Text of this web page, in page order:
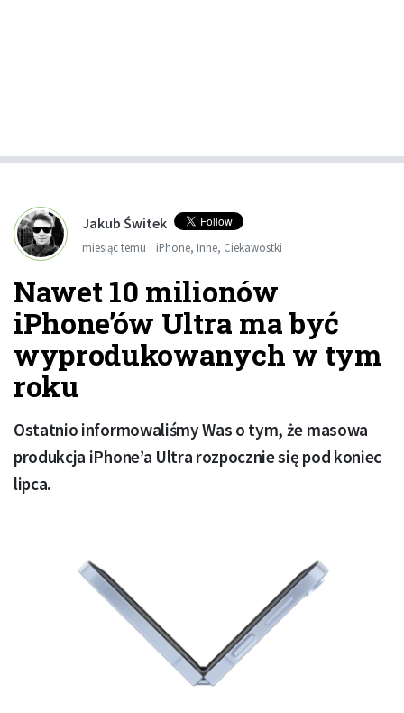
Jakub Świtek
miesiąc temu iPhone, Inne, Ciekawostki
Nawet 10 milionów
iPhone’ów Ultra ma być
wyprodukowanych w tym
roku
Ostatnio informowaliśmy Was o tym, że masowa
produkcja iPhone’a Ultra rozpocznie się pod koniec
lipca.